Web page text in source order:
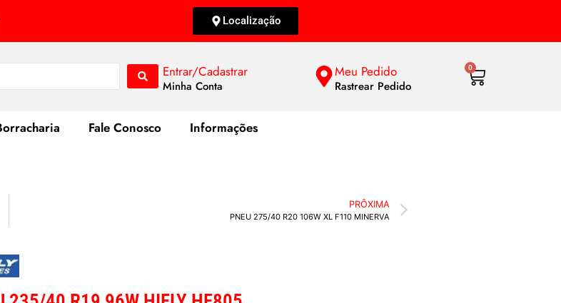
Localização
Entrar/Cadastrar
Minha Conta
Meu Pedido
Rastrear Pedido
0
Fale Conosco Informações
PRÔXIMA
PNEU 275/40 R20 106W XL F110 MINERVA